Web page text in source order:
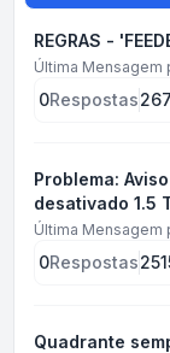
REGRAS -
Última Mensagem
0Respostas
Problema:
desativado 1.5
Última Mensagem
0Respostas
Quadrante